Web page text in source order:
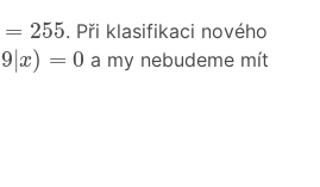
= 255
255. Při klasifikaci nového
9|x) = 0 a my nebudeme mít